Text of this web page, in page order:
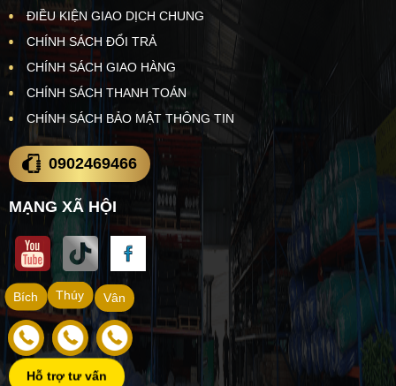
ĐIỀU KIỆN GIAO DỊCH CHUNG
CHÍNH SÁCH ĐỔI TRẢ
CHÍNH SÁCH GIAO HÀNG
CHÍNH SÁCH THANH TOÁN
CHÍNH SÁCH BẢO MẬT THÔNG TIN
0902469466
MẠNG XÃ HỘI
Vân
Thúy
Bích
Hỗ trợ tư vấn